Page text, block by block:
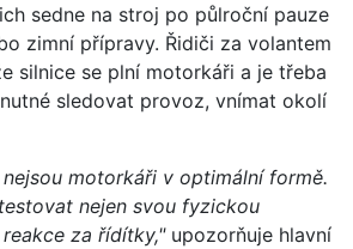
sedne na stroj po půlroční pauze
zimní přípravy. Řidiči za volantem
silnice se plní motorkáři a je třeba
sledovat provoz, vnímat okolí
nejsou motorkáři v optimální formě.
nejen svou fyzickou
za řídítky,"upozorňuje hlavní